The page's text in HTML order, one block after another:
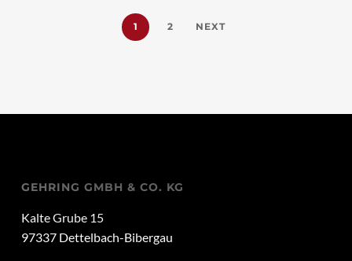
1 2 NEXT
GEHRING GMBH & CO. KG
Kalte Grube 15
97337 Dettelbach-Bibergau